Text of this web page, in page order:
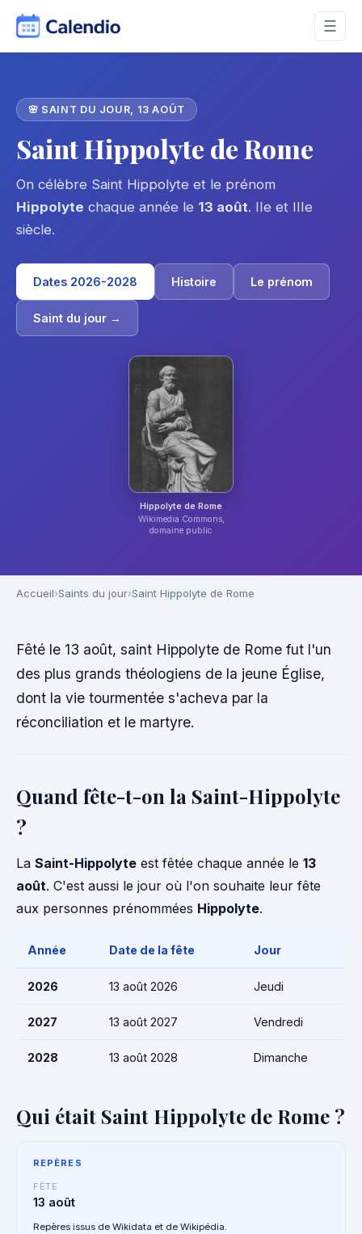
☰
🌸 SAINT DU JOUR, 13 AOÛT
Saint Hippolyte de Rome
On célèbre Saint Hippolyte et le prénom
Hippolyte chaque année le 13 août. IIe et IIIe
siècle.
Dates 2026-2028 Histoire Le prénom
Saint du jour →
Hippolyte de Rome
Wikimedia Commons,
domaine public
Accueil Saints du jour Saint Hippolyte de Rome
Fêté le 13 août, saint Hippolyte de Rome fut l'un
des plus grands théologiens de la jeune Église,
dont la vie tourmentée s'acheva par la
réconciliation et le martyre.
Quand fête-t-on la Saint-Hippolyte
?
La Saint-Hippolyte est fêtée chaque année le 13
août. C'est aussi le jour où l'on souhaite leur fête
aux personnes prénommées Hippolyte.
Année Date de la fête Jour
2026 13 août 2026 Jeudi
2027 13 août 2027 Vendredi
2028 13 août 2028 Dimanche
Qui était Saint Hippolyte de Rome ?
REPÈRES
FÊTE
13 août
Repères issus de Wikidata et de Wikipédia.